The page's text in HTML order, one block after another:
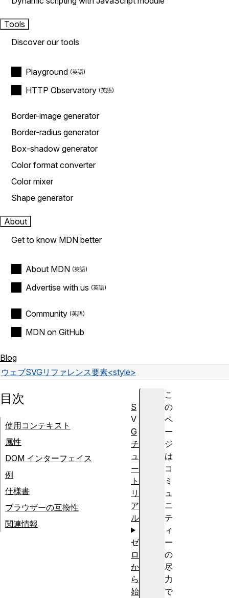
Tools
Discover our tools
Playground
HTTP Observatory
Border-image generator
Border-radius generator
Box-shadow generator
Color format converter
Color mixer
Shape generator
About
Get to know MDN better
About MDN
Advertise with us
Community
MDN on GitHub
Blog
ウェブSVGリファレンス要素<style>
こ
の
ペ
ー
ジ
は
コ
ミ
ュ
ニ
テ
ィ
ー
の
尽
力
で
目次
使用コンテキスト
属性
DOM インターフェイス
例
仕様書
ブラウザーの互換性
関連情報
S
V
G
チ
ュ
ー
ト
リ
ア
ル
ゼ
ロ
か
ら
始